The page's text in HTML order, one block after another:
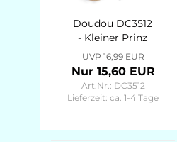
Doudou DC3512
- Kleiner Prinz
Bär
Schmusetuch
m.
Schnullerkette
UVP 16,99 EUR
Nur 15,60 EUR
Art.Nr.: DC3512
Lieferzeit:ca. 1-4 Tage